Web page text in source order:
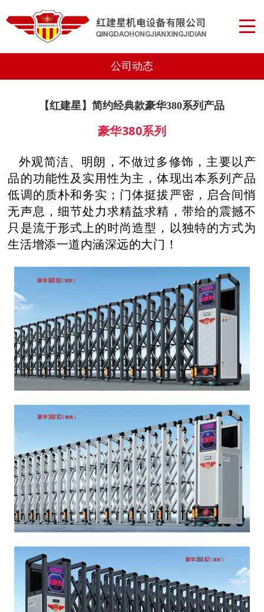
公司动态
【红建星】简约经典款豪华380系列产品
豪华380系列
外观简洁、明朗，不做过多修饰，主要以产
品的功能性及实用性为主，体现出本系列产品
低调的质朴和务实；门体挺拔严密，启合间悄
无声息，细节处力求精益求精，带给的震撼不
只是流于形式上的时尚造型，以独特的方式为
生活增添一道内涵深远的大门！